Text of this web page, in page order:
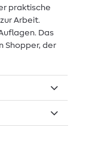
praktische
Arbeit.
Das
Shopper, der